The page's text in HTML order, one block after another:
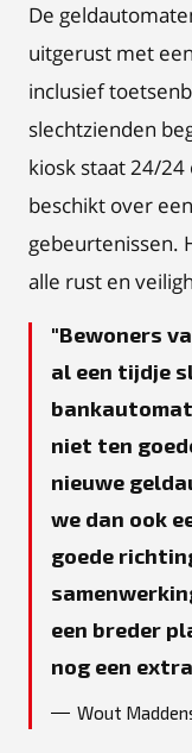
De
uitgerust met
inclusief
slechtzienden
kiosk staat 24/
beschikt over
gebeurtenissen.
alle rust en
Bewoners
al een tijdje
niet ten
nieuwe
we dan ook
goede
een breder
nog een
Wout